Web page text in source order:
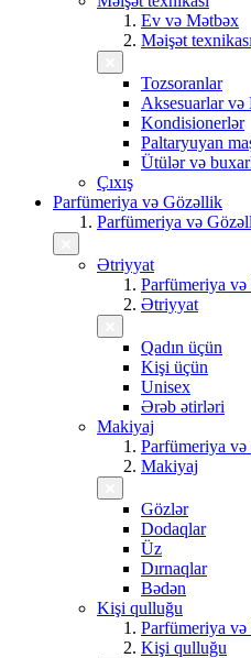
Ev və Mətbəx
Məişət texnikası
Tozsoranlar
Aksesuarlar və
Kondisionerlər
Paltaryuyan
Ütülər və
Çıxış
Parfümeriya və Gözəllik
Parfümeriya və
Ətriyyat
Parfümeriya
Ətriyyat
Qadın üçün
Kişi üçün
Unisex
Ərəb ətirləri
Makiyaj
Parfümeriya
Makiyaj
Gözlər
Dodaqlar
Üz
Dırnaqlar
Bədən
Kişi qulluğu
Parfümeriya
Kişi qulluğu